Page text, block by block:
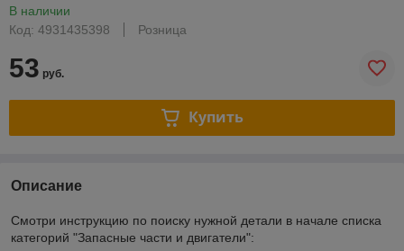
В наличии
Код: 4931435398
Розница
53 руб.
Купить
Описание
Смотри инструкцию по поиску нужной детали в начале списка
категорий "Запасные части и двигатели":